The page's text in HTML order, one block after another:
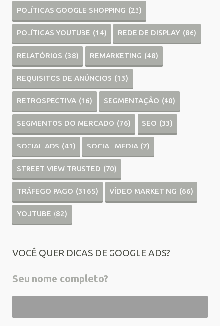
POLÍTICAS GOOGLE SHOPPING (23)
POLÍTICAS YOUTUBE (14) REDE DE DISPLAY (86)
RELATÓRIOS (38) REMARKETING (48)
REQUISITOS DE ANÚNCIOS (13)
RETROSPECTIVA (16) SEGMENTAÇÃO (40)
SEGMENTOS DO MERCADO (76) SEO (33)
SOCIAL ADS (41) SOCIAL MEDIA (7)
STREET VIEW TRUSTED (70)
TRÁFEGO PAGO (3165) VÍDEO MARKETING (66)
YOUTUBE (82)
VOCÊ QUER DICAS DE GOOGLE ADS?
Seu nome completo?